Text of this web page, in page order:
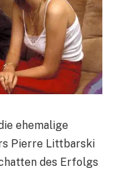
ehemalige
Pierre Littbarski
des Erfolgs